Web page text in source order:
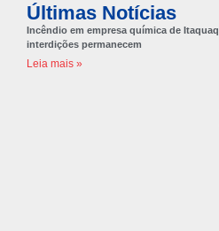
Últimas Notícias
Incêndio em empresa química de
interdições permanecem
Leia mais »